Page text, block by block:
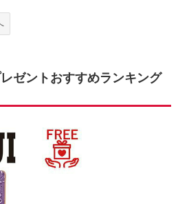
ゼントおすすめランキング